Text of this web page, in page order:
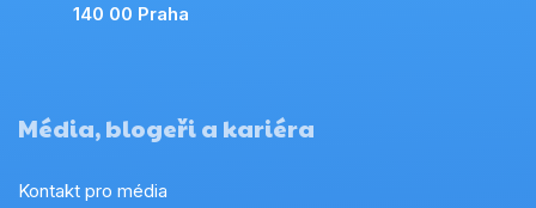
140 00 Praha
Média, blogeři a kariéra
Kontakt pro média